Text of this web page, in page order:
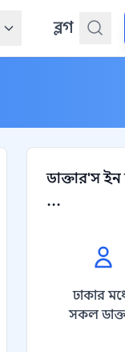
ব্লগ
ডাক্তার'স
...
ঢাকার
সকল